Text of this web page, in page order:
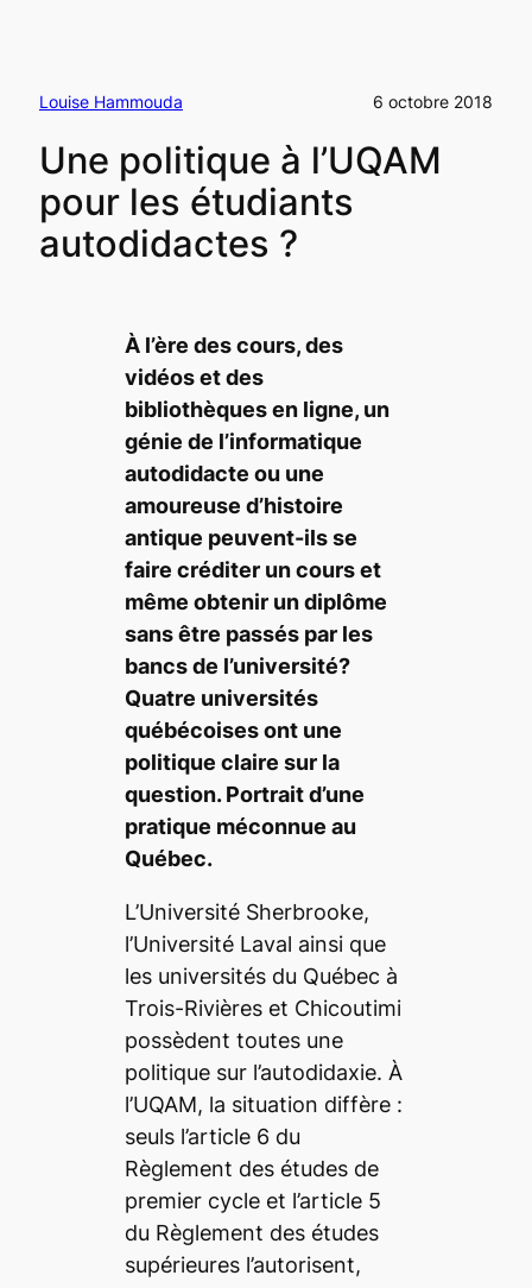
Louise Hammouda 6 octobre 2018
Une politique à l’UQAM
pour les étudiants
autodidactes ?
À l’ère des cours, des
vidéos et des
bibliothèques en ligne, un
génie de l’informatique
autodidacte ou une
amoureuse d’histoire
antique peuvent-ils se
faire créditer un cours et
même obtenir un diplôme
sans être passés par les
bancs de l’université?
Quatre universités
québécoises ont une
politique claire sur la
question. Portrait d’une
pratique méconnue au
Québec.
L’Université Sherbrooke,
l’Université Laval ainsi que
les universités du Québec à
Trois-Rivières et Chicoutimi
possèdent toutes une
politique sur l’autodidaxie. À
l’UQAM, la situation diffère :
seuls l’article 6 du
Règlement des études de
premier cycle et l’article 5
du Règlement des études
supérieures l’autorisent,